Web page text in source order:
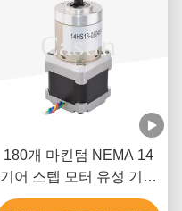
180개 마킨텀 NEMA 14
기어 스텝 모터 유성 기어
식 감속기 모터